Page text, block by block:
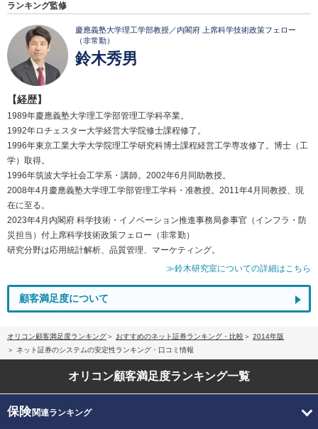
ランキング監修
慶應義塾大学理工学部教授／内閣府 上席科学技術政策フェロー
（非常勤）
鈴木秀男
【経歴】
1989年慶應義塾大学理工学部管理工学科卒業。
1992年ロチェスター大学経営大学院修士課程修了。
1996年東京工業大学大学院理工学研究科博士課程経営工学専攻修了。博士（工
学）取得。
1996年筑波大学社会工学系・講師。2002年6月同助教授。
2008年4月慶應義塾大学理工学部管理工学科・准教授。2011年4月同教授、現
在に至る。
2023年4月内閣府 科学技術・イノベーション推進事務局参事官（インフラ・防
災担当）付上席科学技術政策フェロー（非常勤）
研究分野は応用統計解析、品質管理、マーケティング。
≫鈴木研究室についての詳細はこちら
顧客満足度について
オリコン顧客満足度ランキング おすすめのネット証券ランキング・比較
2014年版
ネット証券のシステムの安定性ランキング・口コミ情報
オリコン顧客満足度ランキング一覧
保険関連ランキング